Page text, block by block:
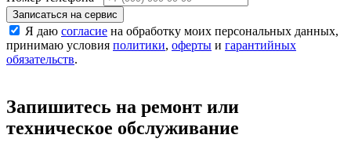
Записаться на сервис
Я даю согласие на обработку моих персональных данных,
принимаю условия политики, оферты и гарантийных
обязательств.
Запишитесь на ремонт или
техническое обслуживание